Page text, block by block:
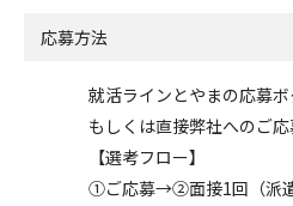
応募方法
就活ラインとやまの応募ボ
もしくは直接弊社へのご
【選考フロー】
①ご応募→②面接1回（